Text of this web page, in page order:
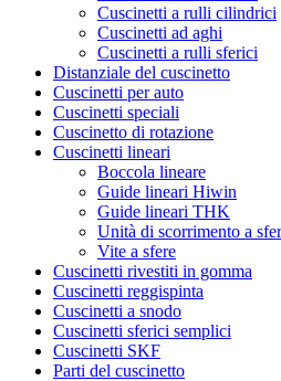
Cuscinetti a rulli cilindrici
Cuscinetti ad aghi
Cuscinetti a rulli sferici
Distanziale del cuscinetto
Cuscinetti per auto
Cuscinetti speciali
Cuscinetto di rotazione
Cuscinetti lineari
Boccola lineare
Guide lineari Hiwin
Guide lineari THK
Unità di scorrimento a
Vite a sfere
Cuscinetti rivestiti in gomma
Cuscinetti reggispinta
Cuscinetti a snodo
Cuscinetti sferici semplici
Cuscinetti SKF
Parti del cuscinetto